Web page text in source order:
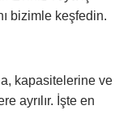
bizimle keşfedin.
kapasitelerine ve
ayrılır. İşte en